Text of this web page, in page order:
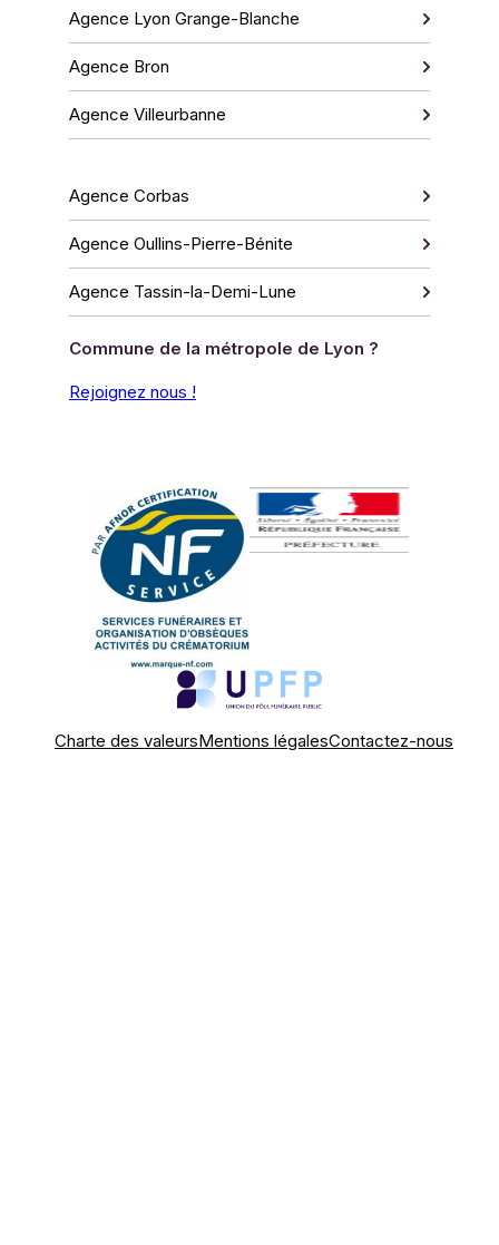
Agence Lyon Grange-Blanche
Agence Bron
Agence Villeurbanne
Agence Corbas
Agence Oullins-Pierre-Bénite
Agence Tassin-la-Demi-Lune
Commune de la métropole de Lyon ?
Rejoignez nous !
Charte des valeursMentions légalesContactez-nous